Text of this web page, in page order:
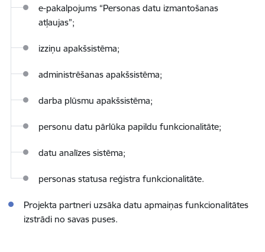
e-pakalpojums “Personas datu izmantošanas
atļaujas”;
izziņu apakšsistēma;
administrēšanas apakšsistēma;
darba plūsmu apakšsistēma;
personu datu pārlūka papildu funkcionalitāte;
datu analīzes sistēma;
personas statusa reģistra funkcionalitāte.
Projekta partneri uzsāka datu apmaiņas funkcionalitātes
izstrādi no savas puses.